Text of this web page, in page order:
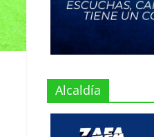
Alcaldía